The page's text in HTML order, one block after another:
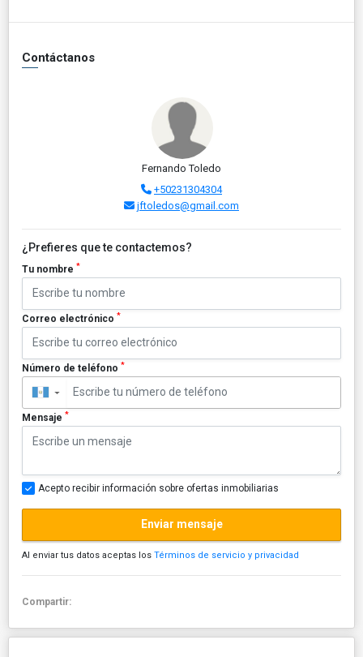
Contáctanos
Fernando Toledo
+50231304304
jftoledos@gmail.com
¿Prefieres que te contactemos?
Tu nombre *
Correo electrónico *
Número de teléfono *
▼
Mensaje *
Acepto recibir información sobre ofertas inmobiliarias
Enviar mensaje
Al enviar tus datos aceptas los Términos de servicio y privacidad
Compartir: